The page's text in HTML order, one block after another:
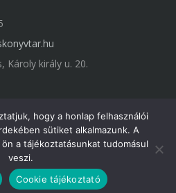
Károly király u. 20.
Copyright © VÁROSI
BUDAÖRS
hogy a honlap felhasználói
sütiket alkalmazunk. A
a tájékoztatásunkat tudomásul
veszi.
Cookie tájékoztató